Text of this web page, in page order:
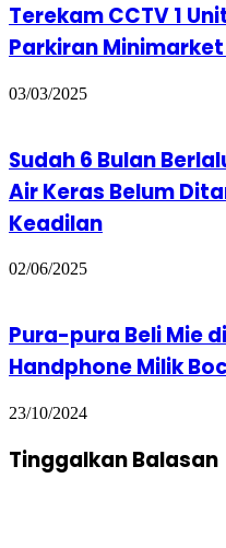
Terekam CCTV 1
Parkiran
03/03/2025
Sudah 6 Bulan
Air Keras Belum
Keadilan
02/06/2025
Pura-pura Beli Mie
Handphone Milik
23/10/2024
Tinggalkan Balasan